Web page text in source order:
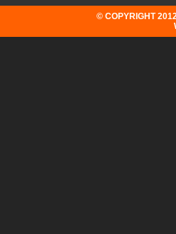
© COPYRIGHT